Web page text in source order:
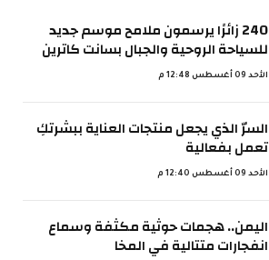
240 زائرًا يرسمون ملامح موسم جديد
للسياحة الروحية والجبال بسانت كاترين
الأحد 09 أغسطس 12:48 م
السرّ الذي يجعل منتجات العناية ببشرتكِ
تعمل بفعالية
الأحد 09 أغسطس 12:40 م
اليمن.. هجمات حوثية مكثفة وسماع
انفجارات متتالية في المخا